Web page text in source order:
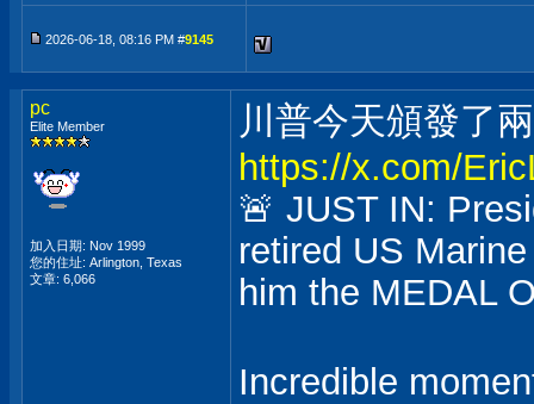
2026-06-18, 08:16 PM #9145
pc
Elite Member
加入日期: Nov 1999
您的住址: Arlington, Texas
文章: 6,066
川普今天頒發了
https://x.com/
🚨 JUST IN:
retired US
him the MEDAL
Incredible